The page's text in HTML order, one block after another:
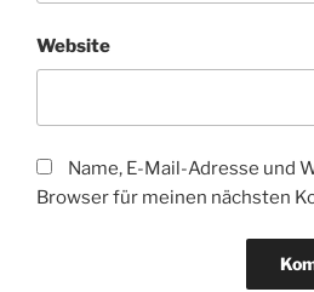
Website
Name, E-Mail-Adresse und
Browser für meinen nächsten